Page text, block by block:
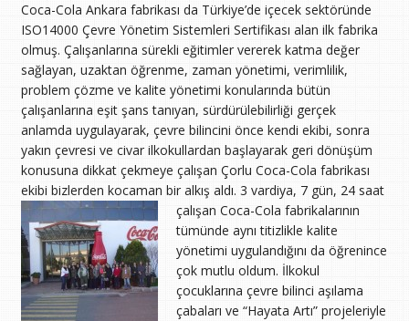
Coca-Cola Ankara fabrikası da Türkiye’de içecek sektöründe
ISO14000 Çevre Yönetim Sistemleri Sertifikası alan ilk fabrika
olmuş. Çalışanlarına sürekli eğitimler vererek katma değer
sağlayan, uzaktan öğrenme, zaman yönetimi, verimlilik,
problem çözme ve kalite yönetimi konularında bütün
çalışanlarına eşit şans tanıyan, sürdürülebilirliği gerçek
anlamda uygulayarak, çevre bilincini önce kendi ekibi, sonra
yakın çevresi ve civar ilkokullardan başlayarak geri dönüşüm
konusuna dikkat çekmeye çalışan Çorlu Coca-Cola fabrikası
ekibi bizlerden kocaman bir alkış aldı. 3 vardiya, 7 gün, 24 saat
çalışan Coca-Cola fabrikalarının
tümünde aynı titizlikle kalite
yönetimi uygulandığını da öğrenince
çok mutlu oldum. İlkokul
çocuklarına çevre bilinci aşılama
çabaları ve “Hayata Artı” projeleriyle